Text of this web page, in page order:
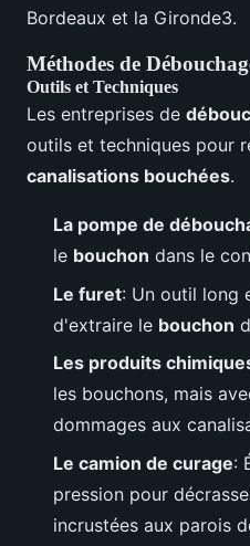
Bordeaux et la Gironde3.
Méthodes de
Outils et Techniques
Les entreprises de
outils et techniques pour
canalisations bouchées.
La pompe de
le bouchon dans le
Le furet: Un outil long
d'extraire le bouchon
Les produits
les bouchons, mais
dommages aux
Le camion de curage:
pression pour
incrustées aux parois